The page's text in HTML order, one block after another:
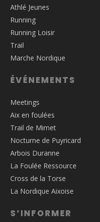
Athlé Jeunes
Running
Running Loisir
Trail
Marche Nordique
ÉVÉNEMENTS
Meetings
Aix en foulées
Trail de Mimet
Nocturne de Puyricard
Arbois Duranne
La Foulée Ressource
Cross de la Torse
La Nordique Aixoise
S’INFORMER